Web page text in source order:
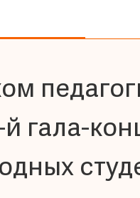
гала-